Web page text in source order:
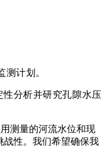
测计划。
分析并研究孔隙水压
测量的河流水位和现
战性。我们希望确保我